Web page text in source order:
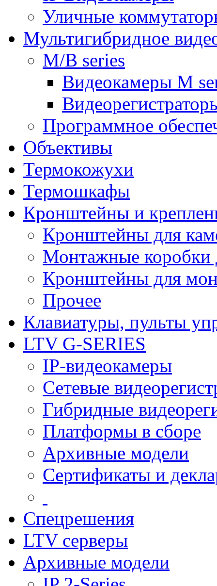
Уличные
Мультигибридное
M/B series
Видеокамеры M
Программное
Объективы
Термокожухи
Термошкафы
Кронштейны и
Кронштейны для
Монтажные коробки
Кронштейны для
Прочее
Клавиатуры, пульты
LTV G-SERIES
IP-видеокамеры
Сетевые
Гибридные
Платформы в сборе
Архивные модели
Сертификаты и
Спецрешения
LTV серверы
Архивные модели